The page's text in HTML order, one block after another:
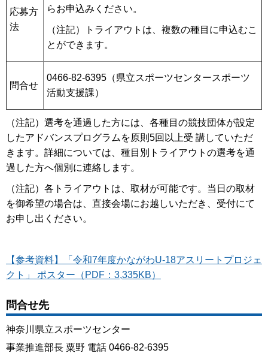
応募方
法
らお申込みください。
（注記）トライアウトは、複数の種目に申込むこ
とができます。
問合せ
0466-82-6395（県立スポーツセンタースポーツ
活動支援課）
（注記）選考を通過した方には、各種目の競技団体が設定
したアドバンスプログラムを原則5回以上受 講していただ
きます。詳細については、種目別トライアウトの選考を通
過した方へ個別に連絡します。
（注記）各トライアウトは、取材が可能です。当日の取材
を御希望の場合は、直接会場にお越しいただき、受付にて
お申し出ください。
【参考資料】「令和7年度かながわU-18アスリートプロジェ
クト」 ポスター（PDF：3,335KB）
問合せ先
神奈川県立スポーツセンター
事業推進部長 粟野 電話 0466-82-6395